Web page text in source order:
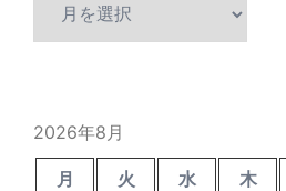
2026年8月
月 火 水 木